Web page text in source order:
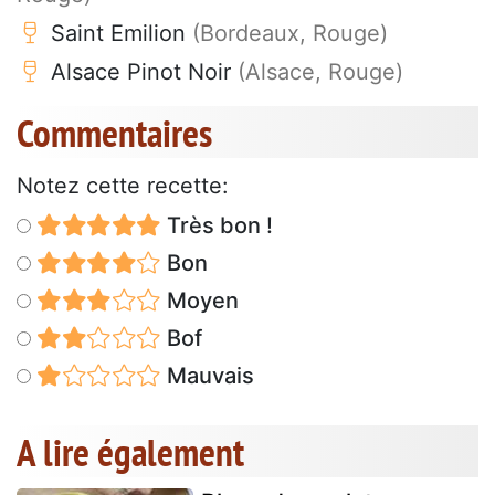
Saint Emilion (Bordeaux, Rouge)
Alsace Pinot Noir (Alsace, Rouge)
Commentaires
Notez cette recette:
Très bon !
Bon
Moyen
Bof
Mauvais
A lire également